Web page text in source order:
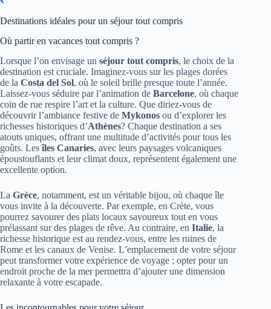
Destinations idéales pour un séjour tout compris
Où partir en vacances tout compris ?
Lorsque l’on envisage un séjour tout compris, le choix de la
destination est cruciale. Imaginez-vous sur les plages dorées
de la Costa del Sol, où le soleil brille presque toute l’année.
Laissez-vous séduire par l’animation de Barcelone, où chaque
coin de rue respire l’art et la culture. Que diriez-vous de
découvrir l’ambiance festive de Mykonos ou d’explorer les
richesses historiques d’Athènes? Chaque destination a ses
atouts uniques, offrant une multitude d’activités pour tous les
goûts. Lesîles Canaries, avec leurs paysages volcaniques
époustouflants et leur climat doux, représentent également une
excellente option.
La Grèce, notamment, est un véritable bijou, où chaque île
vous invite à la découverte. Par exemple, en Crète, vous
pourrez savourer des plats locaux savoureux tout en vous
prélassant sur des plages de rêve. Au contraire, en Italie, la
richesse historique est au rendez-vous, entre les ruines de
Rome et les canaux de Venise. L’emplacement de votre séjour
peut transformer votre expérience de voyage ; opter pour un
endroit proche de la mer permettra d’ajouter une dimension
relaxante à votre escapade.